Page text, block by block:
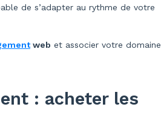
de s’adapter au rythme de votre
web et associer votre domaine
: acheter les